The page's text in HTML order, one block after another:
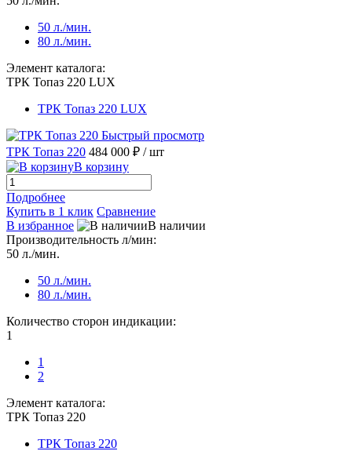
50 л./мин.
80 л./мин.
Элемент каталога:
ТРК Топаз 220 LUX
ТРК Топаз 220 LUX
Быстрый просмотр
ТРК Топаз 220 484 000 ₽ / шт
В корзину
Подробнее
Купить в 1 клик Сравнение
В избранное
В наличии
Производительность л/мин:
50 л./мин.
50 л./мин.
80 л./мин.
Количество сторон индикации:
1
1
2
Элемент каталога:
ТРК Топаз 220
ТРК Топаз 220